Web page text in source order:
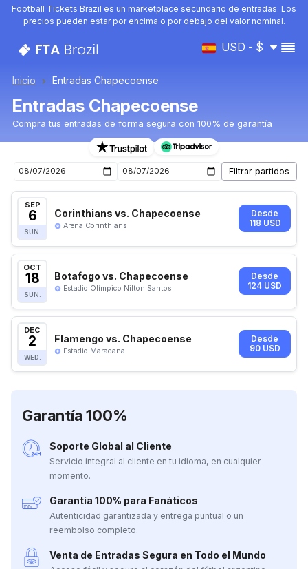
Football Tickets Brazil es un marketplace secundario de entradas. Los
precios pueden estar por encima o por debajo del valor nominal.
USD - $
Inicio Entradas Chapecoense
Entradas Chapecoense
Compra tus entradas de forma segura con 100% de garantía
Entradas para el próximo partido de Chapecoense
SEP
6
SUN.
Corinthians vs. Chapecoense
Arena Corinthians
Desde
118 USD
OCT
18
SUN.
Botafogo vs. Chapecoense
Estadio Olímpico Nilton Santos
Desde
124 USD
DEC
2
WED.
Flamengo vs. Chapecoense
Estadio Maracana
Desde
90 USD
Garantía 100%
Soporte Global al Cliente
Servicio integral al cliente en tu idioma, en cualquier
momento.
Garantía 100% para Fanáticos
Autenticidad garantizada y entrega puntual o un
reembolso completo.
Venta de Entradas Segura en Todo el Mundo